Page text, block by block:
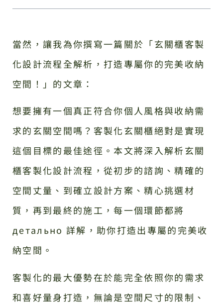
當然，讓我為你撰寫一篇關於「玄關櫃客製
化設計流程全解析，打造專屬你的完美收納
空間！」的文章：
想要擁有一個真正符合你個人風格與收納需
求的玄關空間嗎？客製化玄關櫃絕對是實現
這個目標的最佳途徑。本文將深入解析玄關
櫃客製化設計流程，從初步的諮詢、精確的
空間丈量、到確立設計方案、精心挑選材
質，再到最終的施工，每一個環節都將
детально 詳解，助你打造出專屬的完美收
納空間。
客製化的最大優勢在於能完全依照你的需求
和喜好量身打造，無論是空間尺寸的限制、